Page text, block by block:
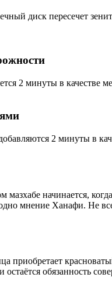
диск пересечет
2 минуты в качестве
2 минуты в
начинается,
мнение Ханафи. Не
приобретает
остаётся обязанность